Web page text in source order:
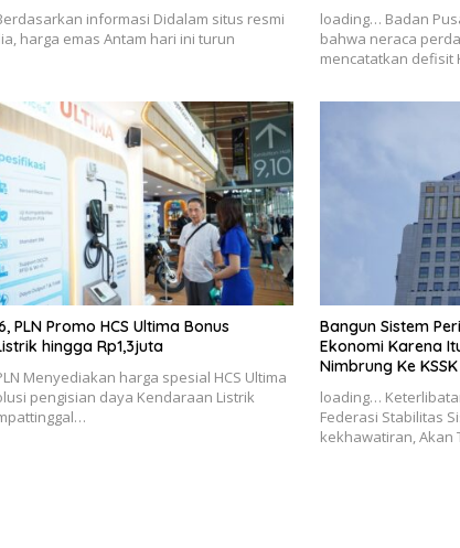
informasi Didalam situs resmi
harga emas Antam hari ini turun
loading… Badan
bahwa neraca
mencatatkan defisit
PLN Promo HCS Ultima Bonus
hingga Rp1,3juta
Menyediakan harga spesial HCS Ultima
pengisian daya Kendaraan Listrik
Bangun Sistem
Ekonomi Karena
Nimbrung Ke KSSK
loading…
Federasi Stabilitas
kekhawatiran,